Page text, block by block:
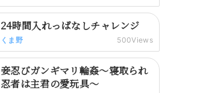
24時間入れっぱなしチャレンジ
くま野 500Views
妾忍びガンギマリ輪姦～寝取られ
忍者は主君の愛玩具～